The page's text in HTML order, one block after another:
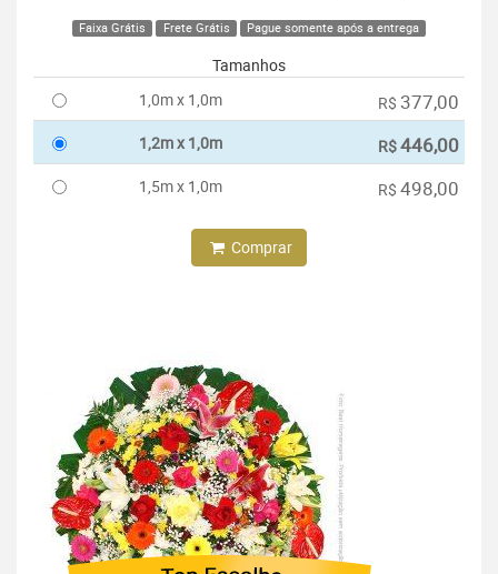
Faixa Grátis Frete Grátis Pague somente após a entrega
Tamanhos
1,0m x 1,0m
R$ 377,00
1,2m x 1,0m R$446,00
1,5m x 1,0m R$ 498,00
Comprar